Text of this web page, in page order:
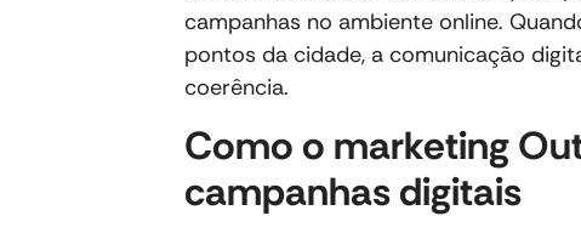
campanhas no ambiente online.
pontos da cidade, a comunicação
coerência.
Como o marketing
campanhas digitais